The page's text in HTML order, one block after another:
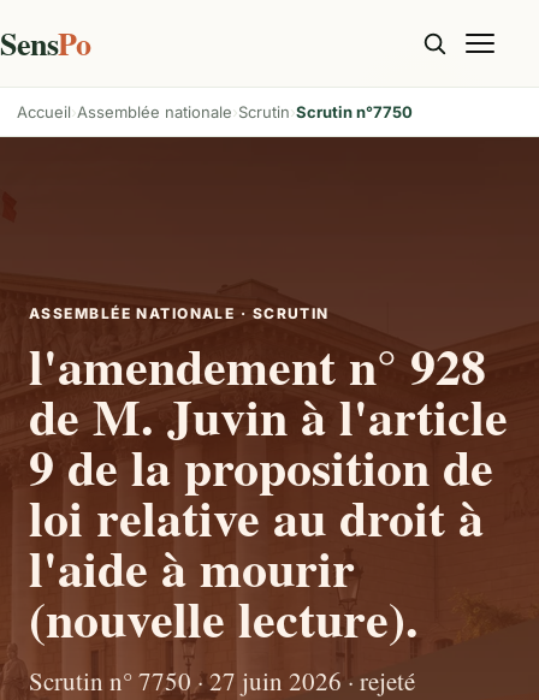
SensPo
Accueil Assemblée nationale Scrutin Scrutin n°7750
ASSEMBLÉE NATIONALE · SCRUTIN
l'amendement n° 928
de M. Juvin à l'article
9 de la proposition de
loi relative au droit à
l'aide à mourir
(nouvelle lecture).
Scrutin n° 7750 · 27 juin 2026 · rejeté